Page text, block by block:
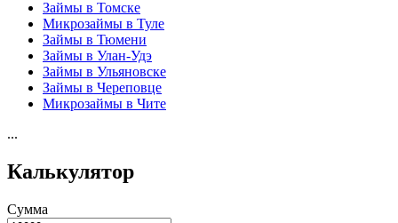
Займы в Томске
Микрозаймы в Туле
Займы в Тюмени
Займы в Улан-Удэ
Займы в Ульяновске
Займы в Череповце
Микрозаймы в Чите
...
Калькулятор
Сумма